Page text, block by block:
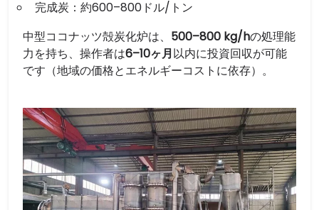
完成炭：約600–800ドル/トン
中型ココナッツ殻炭化炉は、 500–800 kg/hの処理能
力を持ち、操作者は6–10ヶ月以内に投資回収が可能
です（地域の価格とエネルギーコストに依存）。